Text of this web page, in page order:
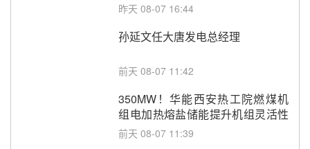
昨天 08-07 16:44
孙延文任大唐发电总经理
前天 08-07 11:42
350MW！华能西安热工院燃煤机
组电加热熔盐储能提升机组灵活性
改造项目初步设计第三方评审服务
前天 08-07 11:39